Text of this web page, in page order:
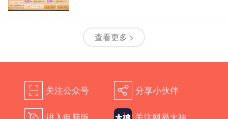
查看更多 >
򰀁 关注公众号 򰀂 分享小伙伴